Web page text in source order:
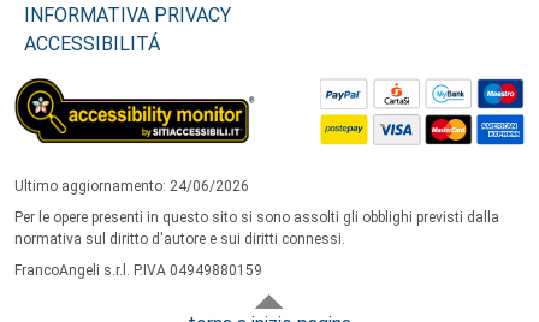
INFORMATIVA PRIVACY
ACCESSIBILITÁ
Ultimo aggiornamento: 24/06/2026
Per le opere presenti in questo sito si sono assolti gli obblighi previsti dalla
normativa sul diritto d'autore e sui diritti connessi.
FrancoAngeli s.r.l. P.IVA 04949880159